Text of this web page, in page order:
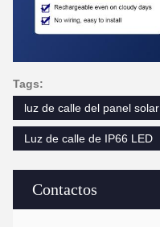
Contactos
Tags:
luz de calle del panel solar
Luz de calle de IP66 LED